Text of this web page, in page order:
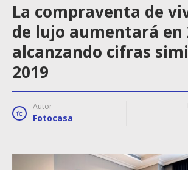
La compraventa de
de lujo aumentará en
alcanzando cifras
2019
Autor
Fotocasa